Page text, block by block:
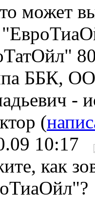
может
ББК,
-
(
10:17
как